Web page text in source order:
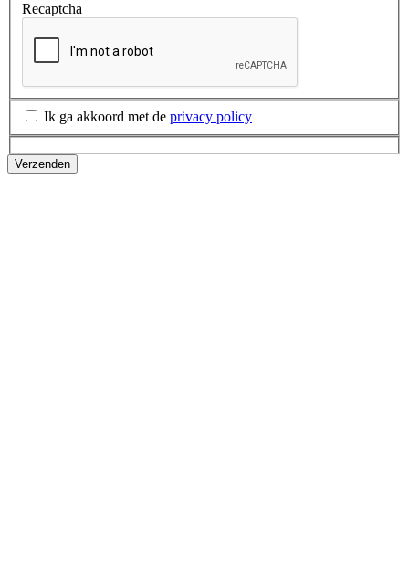
Recaptcha
Ik ga akkoord met de privacy policy